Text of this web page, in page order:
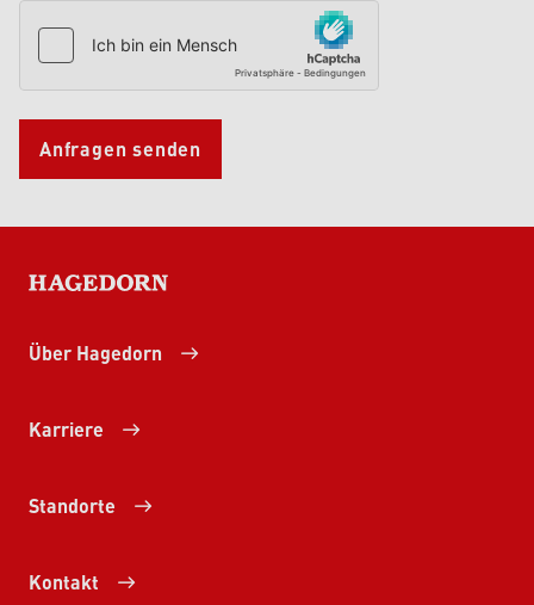
Anfragen senden
HAGEDORN
Über Hagedorn
Karriere
Standorte
Kontakt